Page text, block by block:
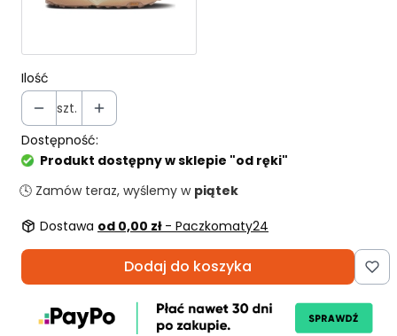
Ilość
szt.
Dostępność:
Produkt dostępny w sklepie "od ręki"
🕓 Zamów teraz, wyślemy w piątek
Dostawa od 0,00 zł - Paczkomaty24
Dodaj do koszyka